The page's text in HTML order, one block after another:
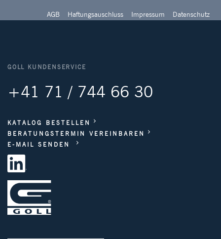
AGB Haftungsauschluss Impressum Datenschutz
GOLL KUNDENSERVICE
+41 71 / 744 66 30
KATALOG BESTELLEN
BERATUNGSTERMIN VEREINBAREN
E-MAIL SENDEN